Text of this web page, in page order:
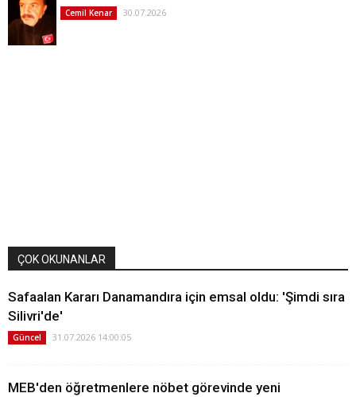
Cemil Kenar 30.07.2026
ÇOK OKUNANLAR
Safaalan Kararı Danamandıra için emsal oldu: 'Şimdi sıra
Silivri'de'
Güncel 31.07.2026 14:00:05
MEB'den öğretmenlere nöbet görevinde yeni